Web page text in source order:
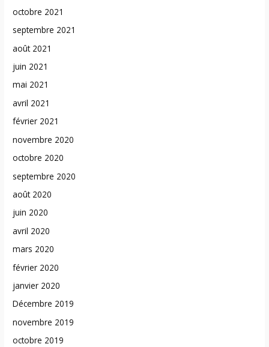
octobre 2021
septembre 2021
août 2021
juin 2021
mai 2021
avril 2021
février 2021
novembre 2020
octobre 2020
septembre 2020
août 2020
juin 2020
avril 2020
mars 2020
février 2020
janvier 2020
Décembre 2019
novembre 2019
octobre 2019